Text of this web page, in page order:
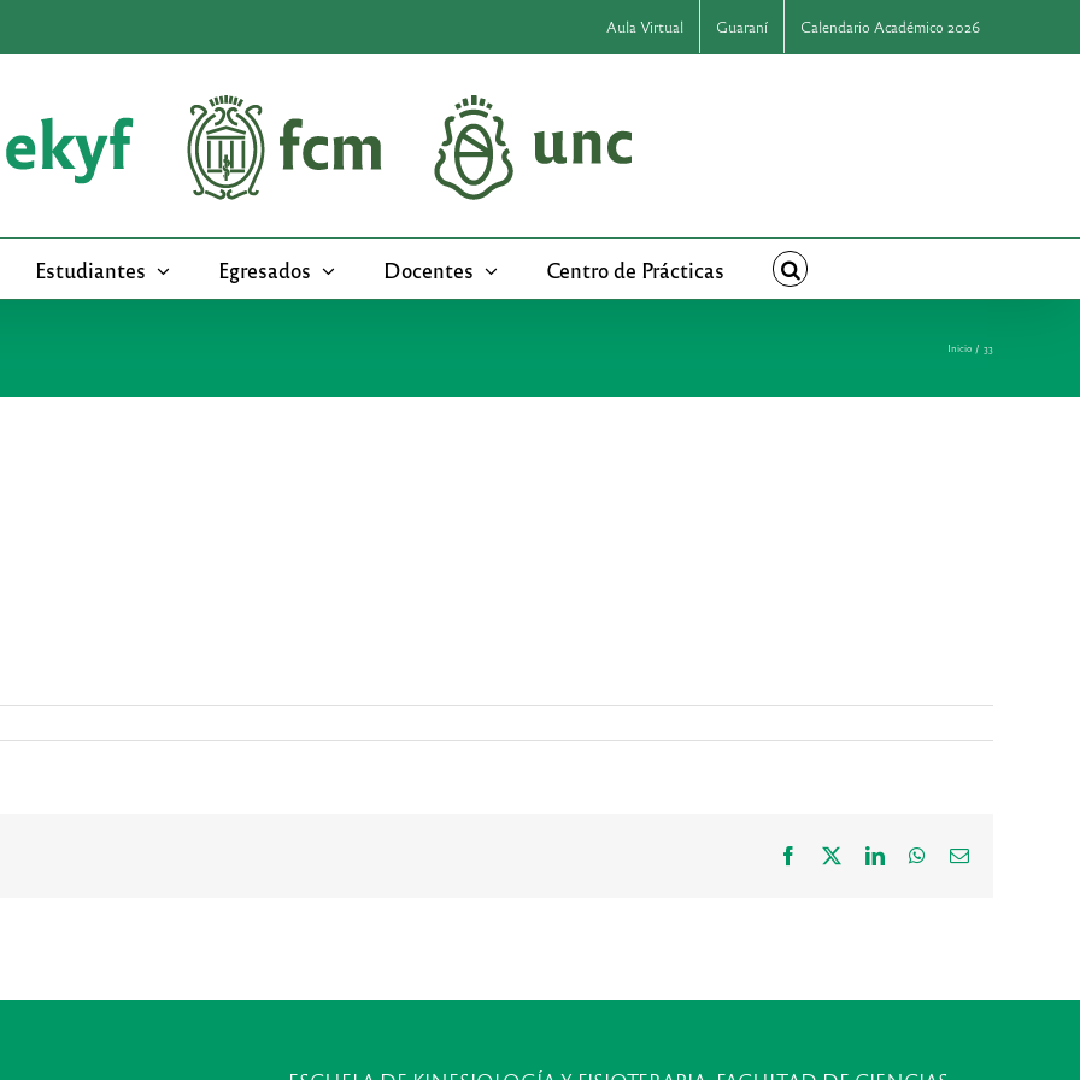
Aula Virtual Guaraní Calendario Académico 2026
Estudiantes Egresados Docentes Centro de Prácticas
Inicio 33
Facebook LinkedInWhatsApp
Correo